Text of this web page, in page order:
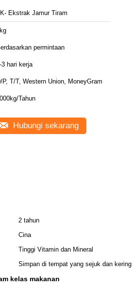
Ekstrak Jamur Tiram
permintaan
3 hari kerja
P, T/T, Western Union, MoneyGram
Tahun
Hubungi sekarang
2 tahun
Cina
Tinggi Vitamin dan Mineral
Simpan di tempat yang sejuk dan kering
kelas makanan